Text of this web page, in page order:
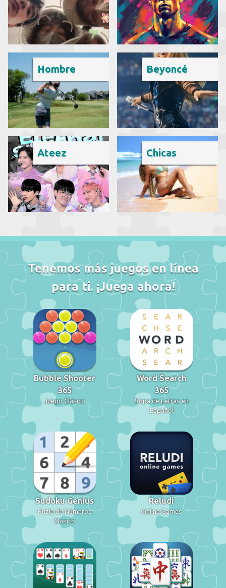
Hombre Beyoncé
Ateez Chicas
Tenemos más juegos en línea
para ti. ¡Juega ahora!
Bubble Shooter
365
Juego Clásico
Word Search
365
Sopa de Letras en
Español
Sudoku Genius
Puzle de Números
Clásico
Reludi
Online Games